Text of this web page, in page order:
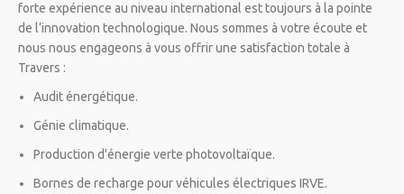
forte expérience au niveau international est toujours à la pointe
de l’innovation technologique. Nous sommes à votre écoute et
nous nous engageons à vous offrir une satisfaction totale à
Travers :
Audit énergétique.
Génie climatique.
Production d'énergie verte photovoltaïque.
Bornes de recharge pour véhicules électriques IRVE.